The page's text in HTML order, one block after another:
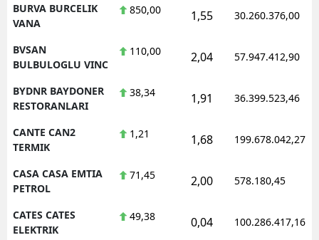
BURVA BURCELIK
VANA
850,00 1,55 30.260.376,00
BVSAN
BULBULOGLU VINC
110,00 2,04 57.947.412,90
BYDNR BAYDONER
RESTORANLARI
38,34 1,91 36.399.523,46
CANTE CAN2
TERMIK
1,21 1,68 199.678.042,27
CASA CASA EMTIA
PETROL
71,45 2,00 578.180,45
CATES CATES
ELEKTRIK
49,38 0,04 100.286.417,16